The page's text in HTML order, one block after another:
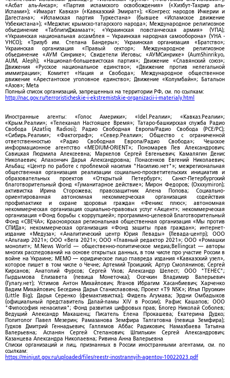
«Асбат аль-Ансар»; «Партия исламского освобождения» («Хизбут-Тахрир аль-
Ислами»); «Имарат Кавказ» («Кавказский Эмират»); «Конгресс народов Ичкерии и
Дагестана»; «Исламская партия Туркестана» (бывшее «Исламское движение
Узбекистана»); «Меджлис крымско-татарского народа»; Международное религиозное
объединение «ТаблигиДжамаат»; «Украинская повстанческая армия» (УПА);
«Украинская национальная ассамблея – Украинская народная самооборона» (УНА -
УНСО); «Тризуб им. Степана Бандеры»; Украинская организация «Братство»;
Украинская организация «Правый сектор»; Международное религиозное
объединение «АУМ Синрике»; Свидетели Иеговы; «АУМСинрике» (AumShinrikyo,
AUM, Aleph); «Национал-большевистская партия»; Движение «Славянский союз»;
Движения «Русское национальное единство»; «Движение против нелегальной
иммиграции»; Комитет «Нация и Свобода»; Международное общественное
движение «Арестантское уголовное единство»; Движение «Колумбайн»; Батальон
«Азов»; Meta
Полный список организаций, запрещенных на территории РФ, см. по ссылкам:
http://nac.gov.ru/terroristicheskie-i-ekstremistskie-organizacii-i-materialy.html
Иностранные агенты: «Голос Америки»; «Idel.Реалии»; «Кавказ.Реалии»;
«Крым.Реалии»; «Телеканал Настоящее Время»; Татаро-башкирская служба Радио
Свобода (Azatliq Radiosi); Радио Свободная Европа/Радио Свобода (PCE/PC);
«Сибирь.Реалии»; «Фактограф»; «Север.Реалии»; Общество с ограниченной
ответственностью «Радио Свободная Европа/Радио Свобода»; Чешское
информационное агентство «MEDIUM-ORIENT»; Пономарев Лев Александрович;
Савицкая Людмила Алексеевна; Маркелов Сергей Евгеньевич; Камалягин Денис
Николаевич; Апахончич Дарья Александровна; Понасенков Евгений Николаевич;
Альбац; «Центр по работе с проблемой насилия "Насилию.нет"»; межрегиональная
общественная организация реализации социально-просветительских инициатив и
образовательных проектов «Открытый Петербург»; Санкт-Петербургский
благотворительный фонд «Гуманитарное действие»; Мирон Федоров; (Oxxxymiron);
активистка Ирина Сторожева; правозащитник Алена Попова; Социально-
ориентированная автономная некоммерческая организация содействия
профилактике и охране здоровья граждан «Феникс плюс»; автономная
некоммерческая организация социально-правовых услуг «Акцент»; некоммерческая
организация «Фонд борьбы с коррупцией»; программно-целевой Благотворительный
Фонд «СВЕЧА»; Красноярская региональная общественная организация «Мы против
СПИДа»; некоммерческая организация «Фонд защиты прав граждан»; интернет-
издание «Медуза»; «Аналитический центр Юрия Левады» (Левада-центр); ООО
«Альтаир 2021»; ООО «Вега 2021»; ООО «Главный редактор 2021»; ООО «Ромашки
монолит»; M.News World — общественно-политическое медиа;Bellingcat — авторы
многих расследований на основе открытых данных, в том числе про участие России в
войне на Украине; МЕМО — юридическое лицо главреда издания «Кавказский узел»,
которое пишет в том числе о Чечне; Артемий Троицкий; Артур Смолянинов; Сергей
Кирсанов; Анатолий Фурсов; Сергей Ухов; Александр Шелест; ООО "ТЕНЕС";
Гырдымова Елизавета (певица Монеточка); Осечкин Владимир Валерьевич
(Гулагу.нет); Устимов Антон Михайлович; Яганов Ибрагим Хасанбиевич; Харченко
Вадим Михайлович; Беседина Дарья Станиславовна; Проект «T9 NSK»; Илья Прусикин
(Little Big); Дарья Серенко (фемактивистка); Фидель Агумава; Эрдни Омбадыков
(официальный представитель Далай-ламы XIV в России); Рафис Кашапов; ООО
"Философия ненасилия"; Фонд развития цифровых прав; Блогер Николай Соболев;
Ведущий Александр Макашенц; Писатель Елена Прокашева; Екатерина Дудко;
Политолог Павел Мезерин; Рамазанова Земфира Талгатовна (певица Земфира);
Гудков Дмитрий Геннадьевич; Галлямов Аббас Радикович; Намазбаева Татьяна
Валерьевна; Асланян Сергей Степанович; Шпилькин Сергей Александрович;
Казанцева Александра Николаевна; Ривина Анна Валерьевна
Списки организаций и лиц, признанных в России иностранными агентами, см. по
ссылкам:
https://minjust.gov.ru/uploaded/files/reestr-inostrannyih-agentov-10022023.pdf